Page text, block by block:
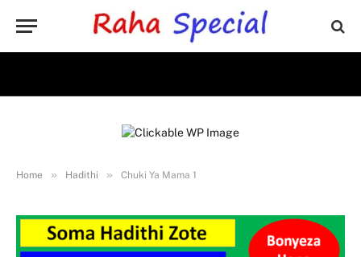
Home » Hadithi » Chuki Ya Mama 1